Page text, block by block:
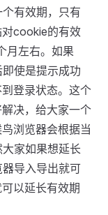
有效期，只有
cookie的有效
月左右。如果
使是提示成功
登录状态。这个
决，给大家一个
浏览器会根据当
家如果想延长
导入导出就可
以延长有效期